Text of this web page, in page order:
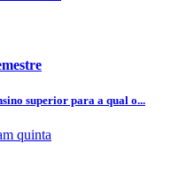
superior para a qual o...